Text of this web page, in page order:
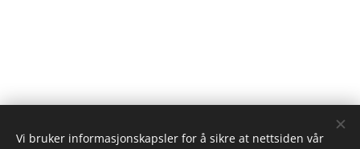
Vi bruker informasjonskapsler for å sikre at nettsiden vår